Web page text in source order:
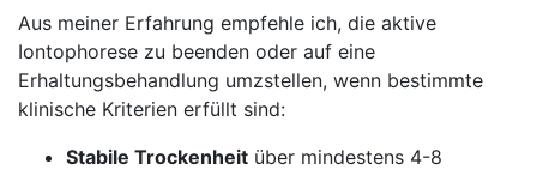
Aus‍ meiner Erfahrung empfehle ich, die⁤ aktive‍
Iontophorese​ zu beenden oder auf eine
Erhaltungsbehandlung umzstellen, wenn ‌bestimmte​
klinische​ Kriterien ⁢erfüllt ‍sind:
Stabile Trockenheit über mindestens⁣ 4-8